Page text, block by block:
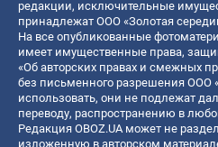
редакции, исключительные
принадлежат ООО «Золотая
На все опубликованные
имеет имущественные права,
«Об авторских правах и смежных
без письменного разрешения ООО
использовать, они не подлежат
переводу, распространению в
Редакция OBOZ.UA может не
изложенную в авторском